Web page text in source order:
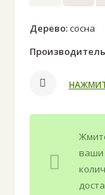
товара
Доска
пола
из
Дерево:сосна
ваши